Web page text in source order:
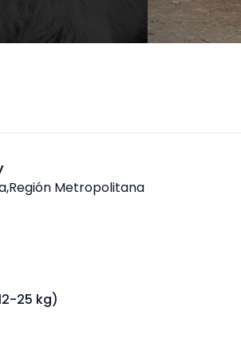
,Región Metropolitana
25 kg)